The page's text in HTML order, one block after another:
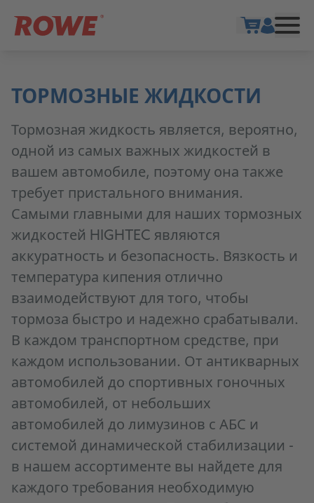
ТОРМОЗНЫЕ ЖИДКОСТИ
Тормозная жидкость является, вероятно,
одной из самых важных жидкостей в
вашем автомобиле, поэтому она также
требует пристального внимания.
Самыми главными для наших тормозных
жидкостей HIGHTEC являются
аккуратность и безопасность. Вязкость и
температура кипения отлично
взаимодействуют для того, чтобы
тормоза быстро и надежно срабатывали.
В каждом транспортном средстве, при
каждом использовании. От антикварных
автомобилей до спортивных гоночных
автомобилей, от небольших
автомобилей до лимузинов с АБС и
системой динамической стабилизации -
в нашем ассортименте вы найдете для
каждого требования необходимую